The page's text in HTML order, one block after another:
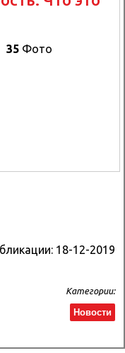
35 Фото
18-12-2019
Категории:
Новости